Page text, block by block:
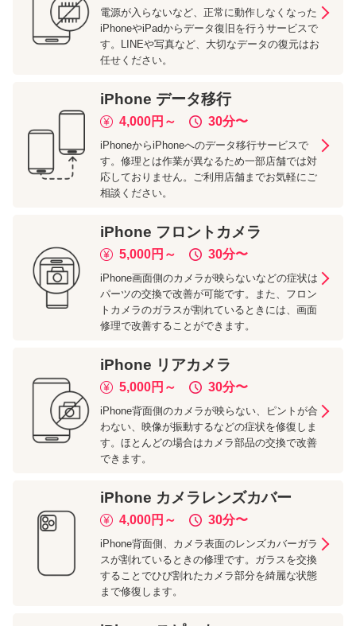
電源が入らないなど、正常に動作しなくなった
iPhoneやiPadからデータ復旧を行うサービスで
す。LINEや写真など、大切なデータの復元はお
任せください。
iPhone データ移行
4,000円～ 30分〜
iPhoneからiPhoneへのデータ移行サービスで
す。修理とは作業が異なるため一部店舗では対
応しておりません。ご利用店舗までお気軽にご
相談ください。
iPhone フロントカメラ
5,000円～ 30分〜
iPhone画面側のカメラが映らないなどの症状は
パーツの交換で改善が可能です。また、フロン
トカメラのガラスが割れているときには、画面
修理で改善することができます。
iPhone リアカメラ
5,000円～ 30分〜
iPhone背面側のカメラが映らない、ピントが合
わない、映像が振動するなどの症状を修復しま
す。ほとんどの場合はカメラ部品の交換で改善
できます。
iPhone カメラレンズカバー
4,000円～ 30分〜
iPhone背面側、カメラ表面のレンズカバーガラ
スが割れているときの修理です。ガラスを交換
することでひび割れたカメラ部分を綺麗な状態
まで修復します。